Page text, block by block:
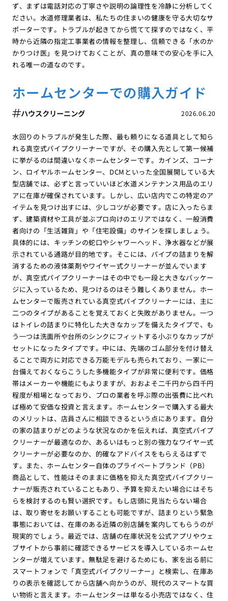
ず、まずは電話対応の丁寧さや説明の論理性を冷静に分析してく
ださい。水道修理業者は、私たちの住まいの健康を守る大切なサ
ポーターです。トラブルが起きてから慌てて探すのではなく、平
時から近隣の指定工事業者の情報を整理し、信頼できる「水のか
かりつけ医」を見つけておくことが、真の意味での安心を手に入
れる唯一の道なのです。
ホームセンターでの購入ガイド
2026.06.20
ハウスクリーニング
水回りのトラブルが発生した際、最も頼りになる道具として知ら
れる真空式パイプクリーナーですが、その購入先として第一候補
に挙がるのは間違いなくホームセンターです。カインズ、コーナ
ン、ロイヤルホームセンター、DCMといった全国展開している大
型店舗では、必ずと言っていいほど水道メンテナンス用品のエリ
アに在庫が確保されています。しかし、広い店内でこの特定のア
イテムを見つけ出すには、少しコツが必要です。店に入ったらま
ず、建築資材や工具が並ぶプロ向けのエリアではなく、一般消費
者向けの「生活雑貨」や「住宅設備」のサインを探しましょう。
具体的には、キッチンの蛇口やシャワーヘッド、浄水器などが展
示されている通路が目的地です。そこには、パイプの詰まりを解
消するための液体薬剤やワイヤー式クリーナーが並んでいます
が、真空式パイプクリーナーはその中でも一段と大きなパッケー
ジに入っているため、見つけるのはそう難しくありません。ホー
ムセンターで販売されている真空式パイプクリーナーには、主に
二つのタイプがあることを覚えておくと失敗がありません。一つ
はトイレの詰まりに特化した大きなカップを備えたタイプで、も
う一つは洗面所や台所のシンクにフィットする小ぶりなカップが
セットになったタイプです。中には、先端のゴム部分を付け替え
ることで両方に対応できる万能モデルも売られており、一家に一
台備えておくならこうした多機能タイプが非常に便利です。価格
帯はメーカーや機能にもよりますが、おおよそ二千円から四千円
程度が相場となっており、プロの業者を呼ぶ際の出張費に比べれ
ば極めて安価な投資と言えます。ホームセンターで購入する最大
のメリットは、店員さんに相談できるという点にあります。自分
の家の詰まりがどのような状況なのかを伝えれば、真空式パイプ
クリーナーが最適なのか、あるいはもっと別の強力なワイヤー式
クリーナーが必要なのか、的確なアドバイスをもらえるはずで
す。また、ホームセンター自体のプライベートブランド（PB）
商品として、性能はそのままに価格を抑えた真空式パイプクリー
ナーが販売されていることもあり、予算を抑えたい場合にはそち
らを検討するのも賢い選択です。もし店頭に見当たらない場合
は、取り寄せをお願いすることも可能ですが、詰まりという緊急
事態においては、在庫のある近隣の別店舗を案内してもらうのが
現実的でしょう。最近では、店舗の在庫状況を公式アプリやウェ
ブサイトから事前に確認できるサービスを導入しているホームセ
ンターが増えています。無駄足を避けるためにも、家を出る前に
スマートフォンで「真空式パイプクリーナー」と検索し、在庫あ
りの表示を確認してから店舗へ向かうのが、現代のスマートな買
い物術と言えます。ホームセンターは単なる小売店ではなく、住